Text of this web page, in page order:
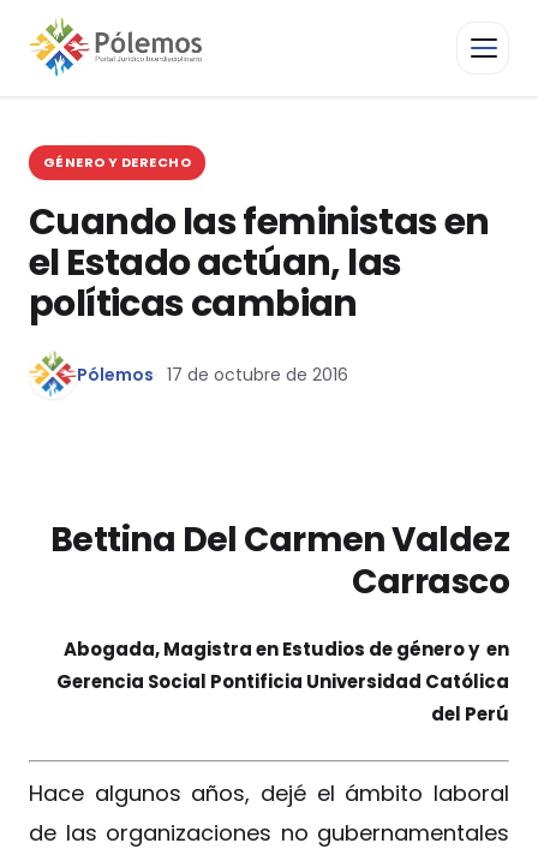
GÉNERO Y DERECHO
Cuando las feministas en
el Estado actúan, las
políticas cambian
Pólemos 17 de octubre de 2016
Bettina Del Carmen Valdez
Carrasco
Abogada, Magistra en Estudios de género y en
Gerencia Social Pontificia Universidad Católica
del Perú
Hace algunos años, dejé el ámbito laboral
de las organizaciones no gubernamentales